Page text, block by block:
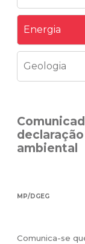
Energia
Geologia
ambiental
MP/DGEG
Comunica-se